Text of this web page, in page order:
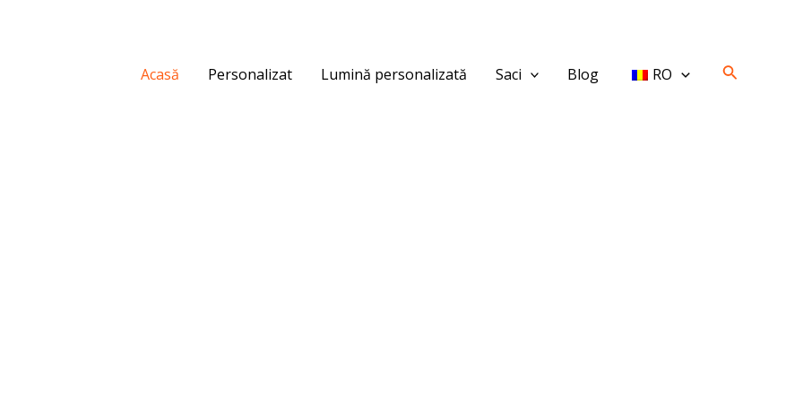
Acasă Personalizat Lumină personalizată Saci Blog RO Căutare